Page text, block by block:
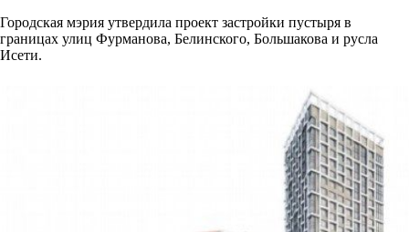
Городская мэрия утвердила проект застройки пустыря в
границах улиц Фурманова, Белинского, Большакова и русла
Исети.